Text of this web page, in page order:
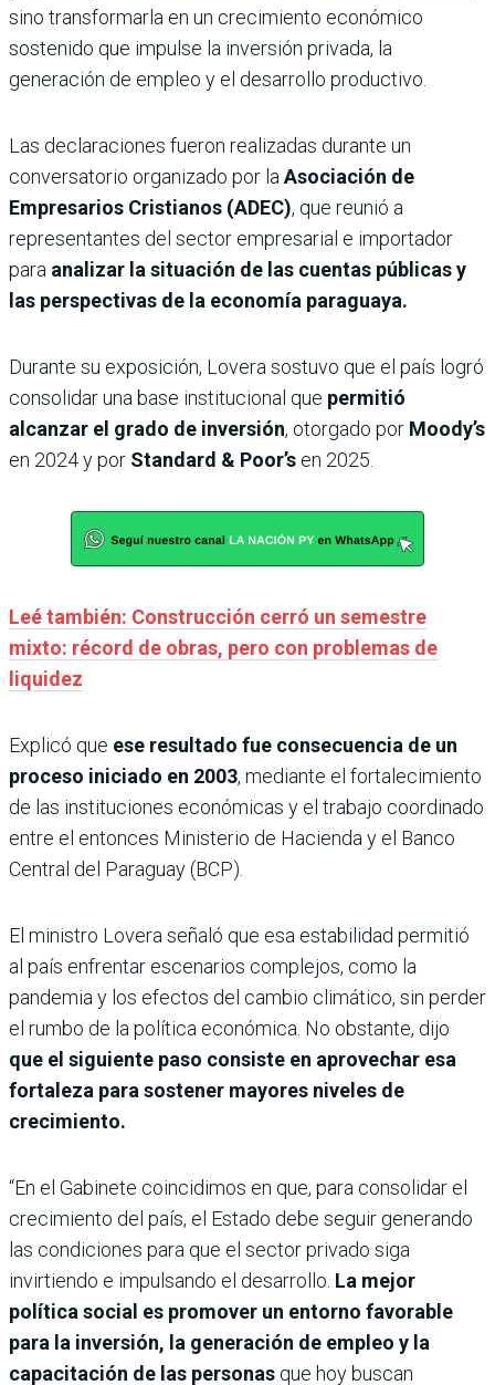
sino transformarla en un crecimiento económico
sostenido que impulse la inversión privada, la
generación de empleo y el desarrollo productivo.
Las declaraciones fueron realizadas durante un
conversatorio organizado por laAsociación de
Empresarios Cristianos (ADEC), que reunió a
representantes del sector empresarial e importador
para analizar la situación de las cuentas públicas y
las perspectivas de la economía paraguaya.
Durante su exposición, Lovera sostuvo que el país logró
consolidar una base institucional que permitió
alcanzar el grado de inversión, otorgado por Moody’s
en 2024 y por Standard & Poor’s en 2025.
Leé también: Construcción cerró un semestre
mixto: récord de obras, pero con problemas de
liquidez
Explicó que ese resultado fue consecuencia de un
proceso iniciado en 2003, mediante el fortalecimiento
de las instituciones económicas y el trabajo coordinado
entre el entonces Ministerio de Hacienda y el Banco
Central del Paraguay (BCP).
El ministro Lovera señaló que esa estabilidad permitió
al país enfrentar escenarios complejos, como la
pandemia y los efectos del cambio climático, sin perder
el rumbo de la política económica. No obstante, dijo
que el siguiente paso consiste en aprovechar esa
fortaleza para sostener mayores niveles de
crecimiento.
“En el Gabinete coincidimos en que, para consolidar el
crecimiento del país, el Estado debe seguir generando
las condiciones para que el sector privado siga
invirtiendo e impulsando el desarrollo. La mejor
política social es promover un entorno favorable
para la inversión, la generación de empleo y la
capacitación de las personas que hoy buscan